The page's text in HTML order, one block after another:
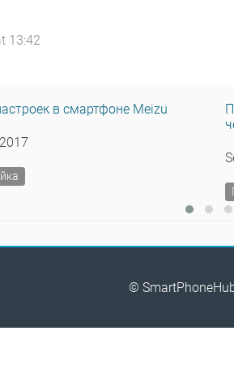
13:42
в смартфоне Meizu
©